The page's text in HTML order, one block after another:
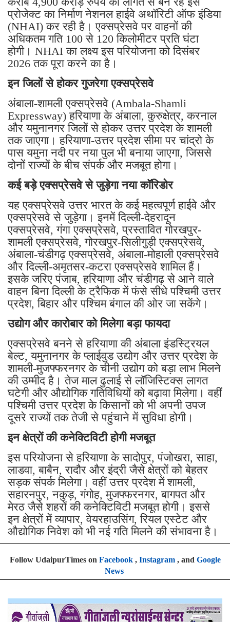
प्रोजेक्ट का निर्माण नेशनल हाईवे अथॉरिटी ऑफ इंडिया
(NHAI) कर रही है। एक्सप्रेसवे पर वाहनों की
अधिकतम गति 100 से 120 किलोमीटर प्रति घंटा
होगी। NHAI का लक्ष्य इस परियोजना को दिसंबर
2026 तक पूरा करने का है।
इन जिलों से होकर गुजरेगा एक्सप्रेसवे
अंबाला-शामली एक्सप्रेसवे (Ambala-Shamli
Expressway) हरियाणा के अंबाला, कुरुक्षेत्र, करनाल
और यमुनानगर जिलों से होकर उत्तर प्रदेश के शामली
तक जाएगा। हरियाणा-उत्तर प्रदेश सीमा पर चांद्रो के
पास यमुना नदी पर नया पुल भी बनाया जाएगा, जिससे
दोनों राज्यों के बीच संपर्क और मजबूत होगा।
कई बड़े एक्सप्रेसवे से जुड़ेगा नया कॉरिडोर
यह एक्सप्रेसवे उत्तर भारत के कई महत्वपूर्ण हाईवे और
एक्सप्रेसवे से जुड़ेगा। इनमें दिल्ली-देहरादून
एक्सप्रेसवे, गंगा एक्सप्रेसवे, प्रस्तावित गोरखपुर-
शामली एक्सप्रेसवे, गोरखपुर-सिलीगुड़ी एक्सप्रेसवे,
अंबाला-चंडीगढ़ एक्सप्रेसवे, अंबाला-मोहाली एक्सप्रेसवे
और दिल्ली-अमृतसर-कटरा एक्सप्रेसवे शामिल हैं।
इसके जरिए पंजाब, हरियाणा और चंडीगढ़ से आने वाले
वाहन बिना दिल्ली के ट्रैफिक में फंसे सीधे पश्चिमी उत्तर
प्रदेश, बिहार और पश्चिम बंगाल की ओर जा सकेंगे।
उद्योग और कारोबार को मिलेगा बड़ा फायदा
एक्सप्रेसवे बनने से हरियाणा की अंबाला इंडस्ट्रियल
बेल्ट, यमुनानगर के प्लाईवुड उद्योग और उत्तर प्रदेश के
शामली-मुजफ्फरनगर के चीनी उद्योग को बड़ा लाभ मिलने
की उम्मीद है। तेज माल ढुलाई से लॉजिस्टिक्स लागत
घटेगी और औद्योगिक गतिविधियों को बढ़ावा मिलेगा। वहीं
पश्चिमी उत्तर प्रदेश के किसानों को भी अपनी उपज
दूसरे राज्यों तक तेजी से पहुंचाने में सुविधा होगी।
इन क्षेत्रों की कनेक्टिविटी होगी मजबूत
इस परियोजना से हरियाणा के सादोपुर, पंजोखरा, साहा,
लाडवा, बाबैन, रादौर और इंद्री जैसे क्षेत्रों को बेहतर
सड़क संपर्क मिलेगा। वहीं उत्तर प्रदेश में शामली,
सहारनपुर, नकुड़, गंगोह, मुजफ्फरनगर, बागपत और
मेरठ जैसे शहरों की कनेक्टिविटी मजबूत होगी। इससे
इन क्षेत्रों में व्यापार, वेयरहाउसिंग, रियल एस्टेट और
औद्योगिक निवेश को भी नई गति मिलने की संभावना है।
Follow UdaipurTimes on Facebook, Instagram, and Google
News